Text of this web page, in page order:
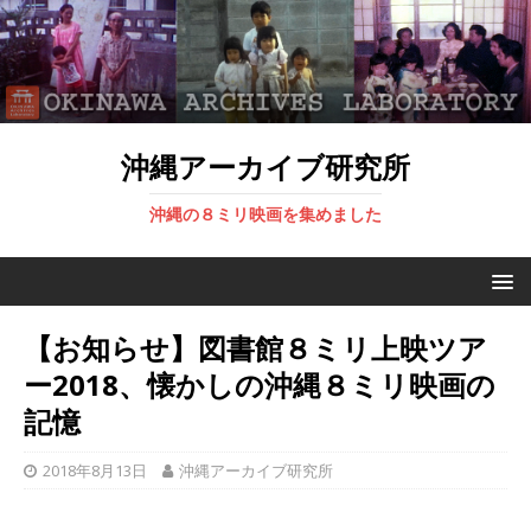
沖縄アーカイブ研究所
沖縄の８ミリ映画を集めました
【お知らせ】図書館８ミリ上映ツア
ー2018、懐かしの沖縄８ミリ映画の
記憶
2018年8月13日 沖縄アーカイブ研究所